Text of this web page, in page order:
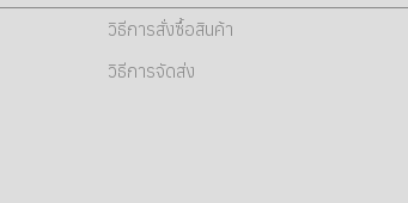
วิธีการสั่งซื้อสินค้า
วิธีการจัดส่ง